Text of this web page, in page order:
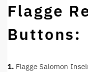
Flagge
Buttons:
1. Flagge Salomon